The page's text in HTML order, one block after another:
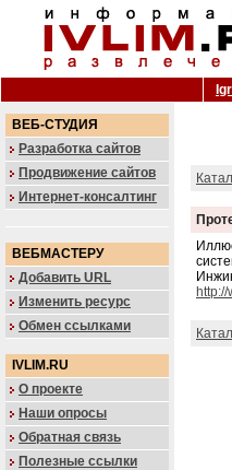
ВЕБ-СТУДИЯ
Разработка сайтов
Продвижение сайтов
Интернет-консалтинг
ВЕБМАСТЕРУ
Добавить URL
Изменить ресурс
Обмен ссылками
IVLIM.RU
О проекте
Наши опросы
Обратная связь
Полезные ссылки